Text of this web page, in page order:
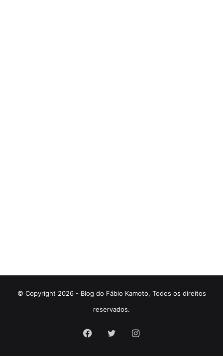
© Copyright 2026 - Blog do Fábio Kamoto, Todos os direitos
reservados.
Facebook
TwitterInstagram